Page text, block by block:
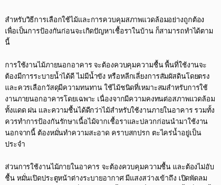
สำหรับวิธีการเลือกใช้ไม้และการควบคุมสภาพแวดล้อมอย่างถูกต้อง
เพื่อเป็นการป้องกันก่อนจะเกิดปัญหาเชื้อราในบ้าน ก็สามารถทำได้ตาม
นี้​
การใช้งานไม้ภายนอกอาคาร จะต้องควบคุมความชื้น พื้นที่ใช้งานจะ
ต้องมีการระบายน้ำได้ดี ไม่มีน้ำขัง หรือหลีกเลี่ยงการสัมผัสดินโดยตรง
และควรเลือกวัสดุมีความทนทาน ใช้ไม้ชนิดที่เหมาะสมสำหรับการใช้
งานภายนอกอาคารโดยเฉพาะ เนื่องจากมีความคงทนต่อสภาพแวดล้อม
ทั้งแดด ฝน และความชื้นได้ดีกว่าไม้สำหรับใช้งานภายในอาคาร รวมทั้ง
ควรทำการป้องกันรักษาเนื้อไม้จากเชื้อราและปลวกก่อนนำมาใช้งาน
นอกจากนี้ ต้องหมั่นทำความสะอาด คราบสกปรก ตะไคร่น้ำอยู่เป็น
ประจำ​
ส่วนการใช้งานไม้ภายในอาคาร จะต้องควบคุมความชื้น และต้องไม่อับ
ชื้น หมั่นเปิดประตูหน้าต่างระบายอากาศ มีแสงสว่างเข้าถึง เปิดพัดลม